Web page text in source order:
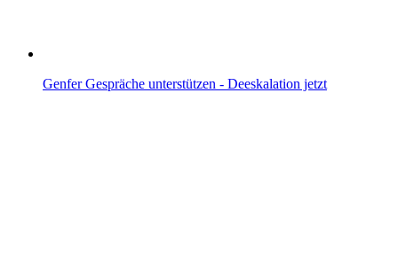
Genfer Gespräche unterstützen - Deeskalation jetzt